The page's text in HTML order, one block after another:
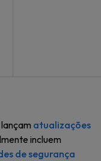
atualizações
incluem
de segurança